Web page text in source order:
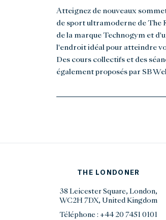
Atteignez de nouveaux
de sport ultramoderne de The
de la marque Technogym et
l'endroit idéal pour atteindre
Des cours collectifs et des
également proposés par SB
THE LONDONER
38 Leicester Square, London,
WC2H 7DX, United Kingdom
Téléphone :+44 20 7451 0101